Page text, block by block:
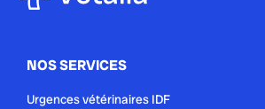
NOS SERVICES
Urgences vétérinaires IDF